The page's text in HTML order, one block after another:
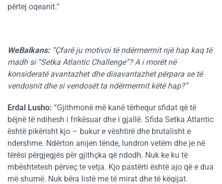
përtej oqeanit.”
WeBalkans:“Çfarë ju motivoi të ndërmerrnit një hap kaq të
madh si “Setka Atlantic Challenge”? A i morët në
konsideratë avantazhet dhe disavantazhet përpara se të
vendosnit dhe si vendosët ta ndërmerrnit këtë hap?”
Erdal Lusho: “Gjithmonë më kanë tërhequr sfidat që të
bëjnë të ndihesh i frikësuar dhe i gjallë. Sfida Setka Atlantic
është pikërisht kjo – bukur e vështirë dhe brutalisht e
ndershme. Ndërton anijen tënde, lundron vetëm dhe je në
tërësi përgjegjës për gjithçka që ndodh. Nuk ke ku të
mbështetesh përveç te vetja. Kjo pastërti është ajo që e dua
më shumë. Nuk bëra listë me të mirat dhe të këqijat.